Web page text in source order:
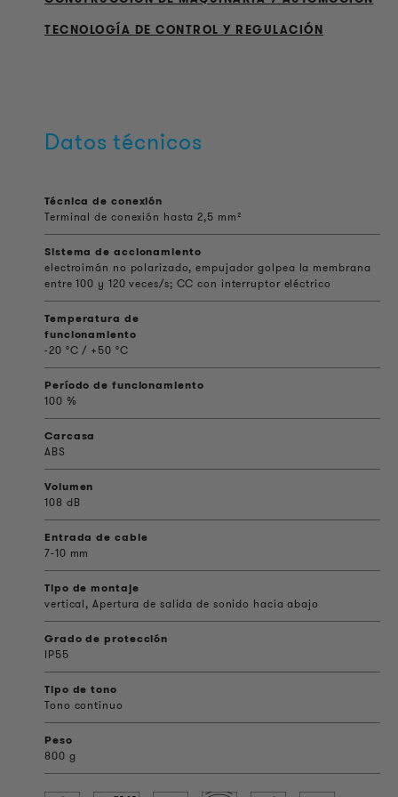
TECNOLOGÍA DE CONTROL Y REGULACIÓN
Datos técnicos
Técnica de conexión
Terminal de conexión hasta 2,5 mm²
Sistema de accionamiento
electroimán no polarizado, empujador golpea la membrana
entre 100 y 120 veces/s; CC con interruptor eléctrico
Temperatura de
funcionamiento
-20 °C / +50 °C
Período de funcionamiento
100 %
Carcasa
ABS
Volumen
108 dB
Entrada de cable
7-10 mm
Tipo de montaje
vertical, Apertura de salida de sonido hacia abajo
Grado de protección
IP55
Tipo de tono
Tono continuo
Peso
800 g